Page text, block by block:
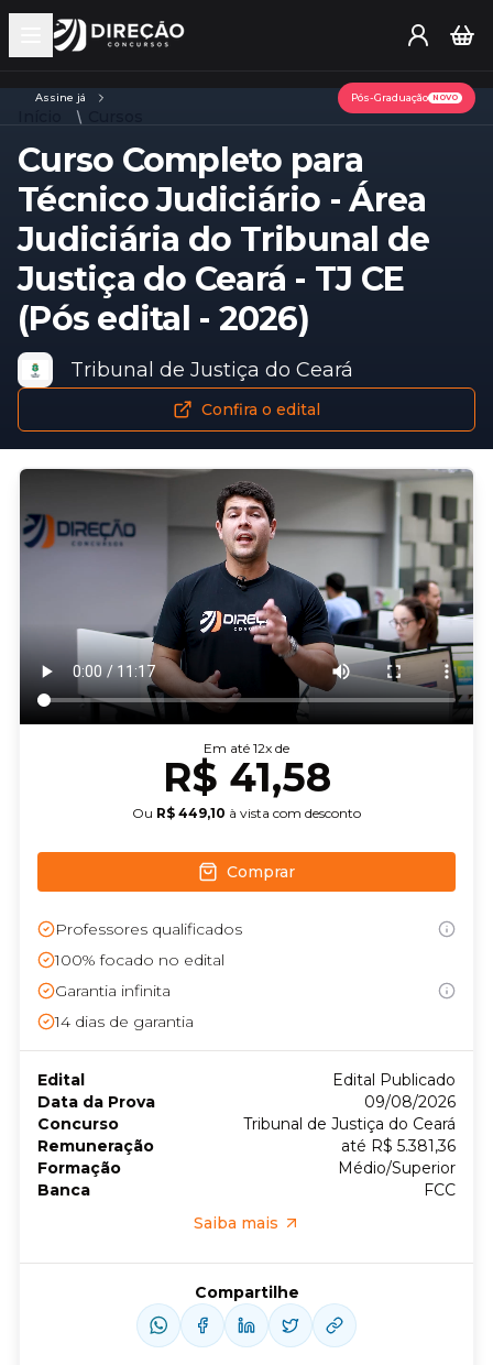
Open main menu
Assine já Pós-Graduação NOVO
Curso Completo para
Técnico Judiciário - Área
Judiciária do Tribunal de
Justiça do Ceará - TJ CE
(Pós edital - 2026)
Tribunal de Justiça do Ceará
Confira o edital
Em até 12x de
R$ 41,58
Ou R$ 449,10 à vista com desconto
Comprar
Professores qualificados
100% focado no edital
Garantia infinita
14 dias de garantia
Edital
Edital Publicado
Data da Prova
09/08/2026
Concurso
Tribunal de Justiça do Ceará
Remuneração
até R$ 5.381,36
Formação
Médio/Superior
Banca
FCC
Saiba mais
Compartilhe